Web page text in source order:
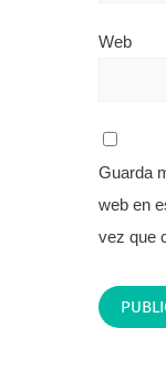
Web
Guarda
web en
vez que